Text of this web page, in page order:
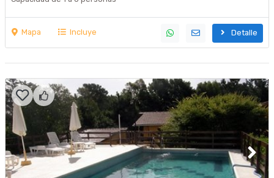
Mapa Incluye Detalle